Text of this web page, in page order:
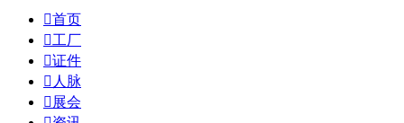
首页
工厂
证件
 人脉
 展会